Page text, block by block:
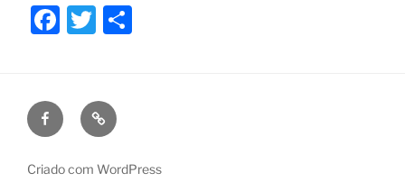
F
e
b
o
T
er
FacebookPuzzle
de
Criado com WordPress